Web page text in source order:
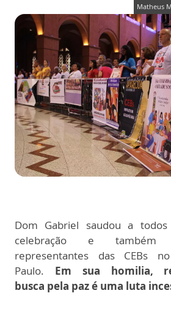
Matheus
Dom Gabriel saudou a
celebração e também
representantes das CEBs
Paulo. Em sua homilia,
busca pela paz é uma luta